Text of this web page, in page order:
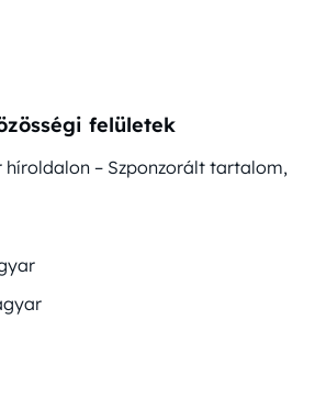
felületek
híroldalon – Szponzorált tartalom,